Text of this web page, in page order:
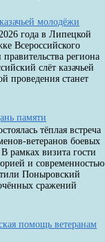
молодёжи
года в Липецкой
Всероссийского
правительства региона
слёт казачьей
проведения станет
памяти
тёплая встреча
ветеранов боевых
рамках визита гости
и современностью
Поныровский
сражений
помощь ветеранам